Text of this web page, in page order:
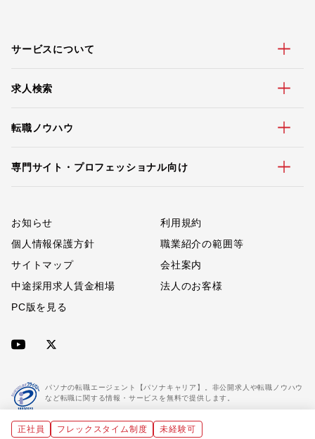
サービスについて
求人検索
転職ノウハウ
専門サイト・プロフェッショナル向け
お知らせ
利用規約
個人情報保護方針
職業紹介の範囲等
サイトマップ
会社案内
中途採用求人賃金相場
法人のお客様
PC版を見る
パソナの転職エージェント【パソナキャリア】。非公開求人や転職ノウハウ
など転職に関する情報・サービスを無料で提供します。
「パソナキャリア」は職業紹介優良事業者に認定されています。
正社員 フレックスタイム制度 未経験可